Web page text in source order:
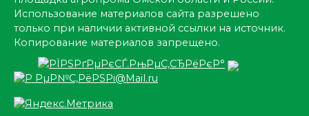
Использование материалов сайта разрешено
только при наличии активной ссылки на источник.
Копирование материалов запрещено.